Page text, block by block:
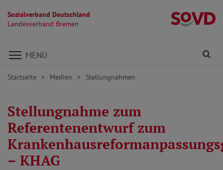
Sozialverband Deutschland
Landesverband Bremen
Direkt zu den Inhalten springen
MENÜ
Startseite Medien Stellungnahmen
Stellungnahme zum
Referentenentwurf zum
– KHAG